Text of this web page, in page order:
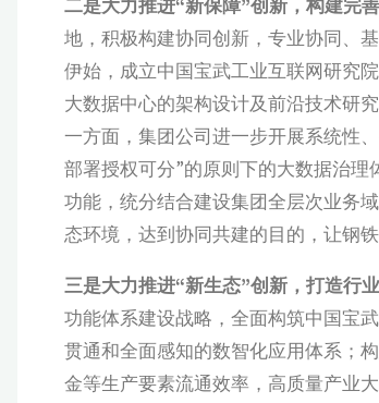
二是大力推进“新保障”创新，构建完
地，积极构建协同创新，专业协同、
伊始，成立中国宝武工业互联网研究
大数据中心的架构设计及前沿技术研
一方面，集团公司进一步开展系统性
部署授权可分”的原则下的大数据治
功能，统分结合建设集团全层次业务
态环境，达到协同共建的目的，让钢
三是大力推进“新生态”创新，打造行
功能体系建设战略，全面构筑中国宝
贯通和全面感知的数智化应用体系；
金等生产要素流通效率，高质量产业